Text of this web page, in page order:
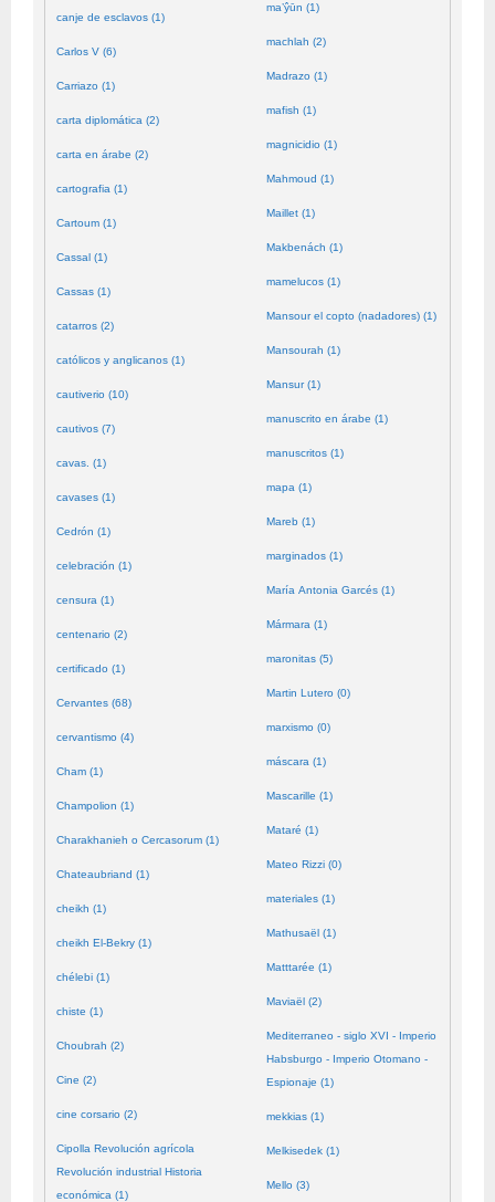
canje de esclavos (1)
Carlos V (6)
Carriazo (1)
carta diplomática (2)
carta en árabe (2)
cartografia (1)
Cartoum (1)
Cassal (1)
Cassas (1)
catarros (2)
católicos y anglicanos (1)
cautiverio (10)
cautivos (7)
cavas. (1)
cavases (1)
Cedrón (1)
celebración (1)
censura (1)
centenario (2)
certificado (1)
Cervantes (68)
cervantismo (4)
Cham (1)
Champolion (1)
Charakhanieh o Cercasorum (1)
Chateaubriand (1)
cheikh (1)
cheikh El-Bekry (1)
chélebi (1)
chiste (1)
Choubrah (2)
Cine (2)
cine corsario (2)
Cipolla Revolución agrícola
Revolución industrial Historia
económica (1)
ma’ŷūn (1)
machlah (2)
Madrazo (1)
mafish (1)
magnicidio (1)
Mahmoud (1)
Maillet (1)
Makbenách (1)
mamelucos (1)
Mansour el copto (nadadores) (1)
Mansourah (1)
Mansur (1)
manuscrito en árabe (1)
manuscritos (1)
mapa (1)
Mareb (1)
marginados (1)
María Antonia Garcés (1)
Mármara (1)
maronitas (5)
Martin Lutero (0)
marxismo (0)
máscara (1)
Mascarille (1)
Mataré (1)
Mateo Rizzi (0)
materiales (1)
Mathusaël (1)
Matttarée (1)
Maviaël (2)
Mediterraneo - siglo XVI - Imperio
Habsburgo - Imperio Otomano -
Espionaje (1)
mekkias (1)
Melkisedek (1)
Mello (3)